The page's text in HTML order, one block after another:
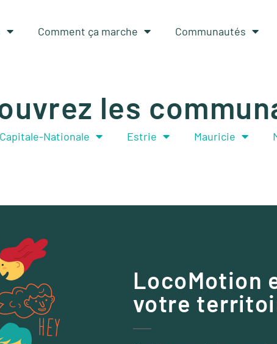
Comment ça marche Communautés
les
Capitale-Nationale Estrie Mauricie
LocoMotion
votre